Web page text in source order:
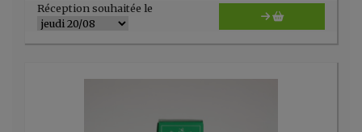
Réception souhaitée le